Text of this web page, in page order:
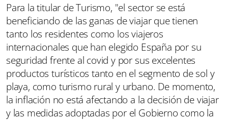
Para la titular de Turismo, "el sector se está
beneficiando de las ganas de viajar que tienen
tanto los residentes como los viajeros
internacionales que han elegido España por su
seguridad frente al covid y por sus excelentes
productos turísticos tanto en el segmento de sol y
playa, como turismo rural y urbano. De momento,
la inflación no está afectando a la decisión de viajar
y las medidas adoptadas por el Gobierno como la